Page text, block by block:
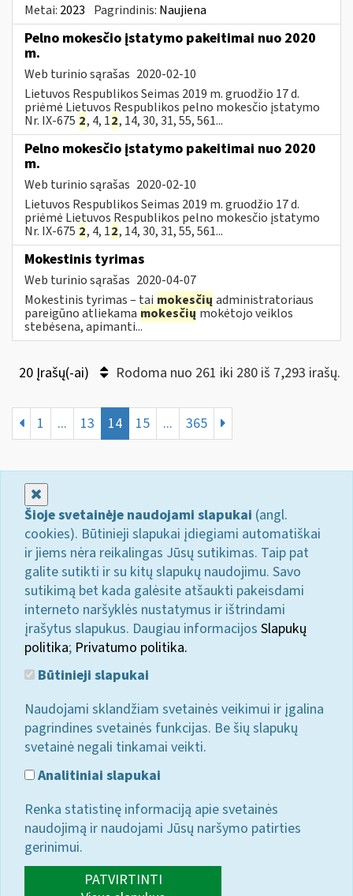
Metai: 2023 Pagrindinis: Naujiena
Pelno mokesčio įstatymo pakeitimai nuo 2020
m.
Web turinio sąrašas 2020-02-10
Lietuvos Respublikos Seimas 2019 m. gruodžio 17 d.
priėmė Lietuvos Respublikos pelno mokesčio įstatymo
Nr. IX-675 2, 4, 12, 14, 30, 31, 55, 561...
Pelno mokesčio įstatymo pakeitimai nuo 2020
m.
Web turinio sąrašas 2020-02-10
Lietuvos Respublikos Seimas 2019 m. gruodžio 17 d.
priėmė Lietuvos Respublikos pelno mokesčio įstatymo
Nr. IX-675 2, 4, 12, 14, 30, 31, 55, 561...
Mokestinis tyrimas
Web turinio sąrašas 2020-04-07
Mokestinis tyrimas – tai mokesčių administratoriaus
pareigūno atliekama mokesčiųmokėtojo veiklos
stebėsena, apimanti...
20 Įrašų(-ai) Rodoma nuo 261 iki 280 iš 7,293 irašų.
1 ... 13 14 15 ... 365
Šioje svetainėje naudojami slapukai (angl.
cookies). Būtinieji slapukai įdiegiami automatiškai
ir jiems nėra reikalingas Jūsų sutikimas. Taip pat
galite sutikti ir su kitų slapukų naudojimu. Savo
sutikimą bet kada galėsite atšaukti pakeisdami
interneto naršyklės nustatymus ir ištrindami
įrašytus slapukus. Daugiau informacijos Slapukų
politika; Privatumo politika.
Būtinieji slapukai
Naudojami sklandžiam svetainės veikimui ir įgalina
pagrindines svetainės funkcijas. Be šių slapukų
svetainė negali tinkamai veikti.
Analitiniai slapukai
Renka statistinę informaciją apie svetainės
naudojimą ir naudojami Jūsų naršymo patirties
gerinimui.
PATVIRTINTI